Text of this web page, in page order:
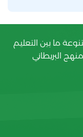
ما بين التعليم
البريطاني